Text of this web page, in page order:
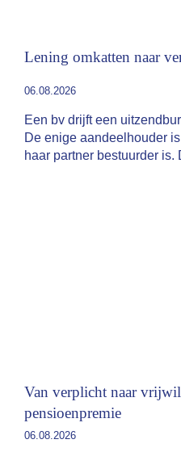
Lening omkatten naar
06.08.2026
Een bv drijft een
De enige aandeelhouder
haar partner bestuurder is.
Van verplicht naar
pensioenpremie
06.08.2026